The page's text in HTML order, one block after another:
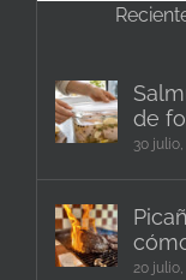
de
30
20 julio,